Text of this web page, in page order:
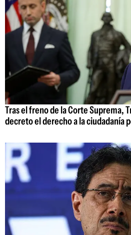
Tras el freno de la Corte Suprema,
decreto el derecho a la ciudadanía